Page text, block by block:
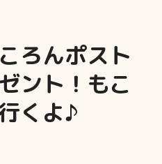
ろんポスト
ント！もこ
くよ♪